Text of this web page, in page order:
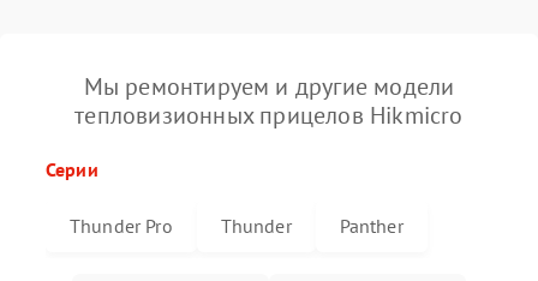
Мы ремонтируем и другие модели
тепловизионных прицелов Hikmicro
Серии
Thunder Pro Thunder Panther